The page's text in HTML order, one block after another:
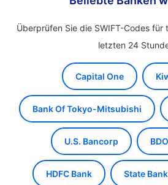
Überprüfen Sie die SWIFT-Codes für
letzten 24
Capital One
Bank Of Tokyo-Mitsubishi
U.S. Bancorp
HDFC Bank State